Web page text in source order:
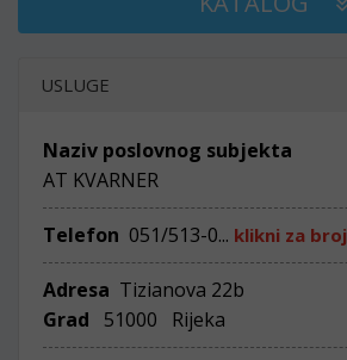
USLUGE
Naziv poslovnog subjekta
AT KVARNER
Telefon 051/513-0... klikni za broj
Adresa Tizianova 22b
Grad
51000 Rijeka